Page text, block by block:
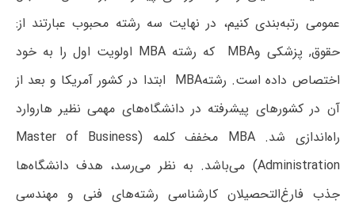
عمومی رتبه‌بندی کنیم، در نهایت سه رشته محبوب عبارتند از:
حقوق, پزشکی وMBA که رشته MBA اولویت اول را به خود
اختصاص داده است. رشتهMBA ابتدا در کشور آمریکا و بعد از
آن در کشورهای پیشرفته در دانشگاه‌های مهمی نظیر هاروارد
راه‌اندازی شد. MBA مخفف کلمه (Master of Business
Administration) می‌باشد. به نظر می‌رسد، هدف دانشگاه‌ها
جذب فارغ‌التحصیلان کارشناسی رشته‌های فنی و مهندسی